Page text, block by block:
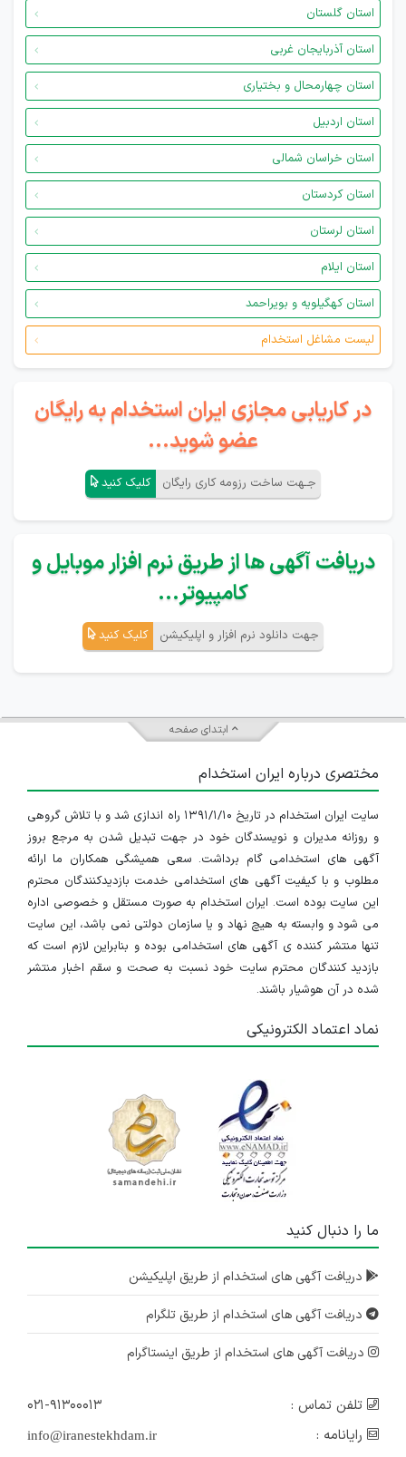
استان گلستان
استان آذربایجان غربی
استان چهارمحال و بختیاری
استان اردبیل
استان خراسان شمالی
استان کردستان
استان لرستان
استان ایلام
استان کهگیلویه و بویراحمد
لیست مشاغل استخدام
در کاریابی مجازی ایران استخدام به رایگان
عضو شوید...
جـهت ساخت رزومه کاری رایگان کلیک کنید
دریافت آگهی ها از طریق نرم افزار موبایل و
کامپیوتر...
جهت دانلود نرم افزار و اپلیکیشن کلیک کنید
ابتدای صفحه
مختصری درباره ایران استخدام
سایت ایران استخدام در تاریخ ۱۳۹۱/۱/۱۰ راه اندازی شد و با تلاش گروهی
و روزانه مدیران و نویسندگان خود در جهت تبدیل شدن به مرجع بروز
آگهی های استخدامی گام برداشت. سعی همیشگی همکاران ما ارائه
مطلوب و با کیفیت آگهی های استخدامی خدمت بازدیدکنندگان محترم
این سایت بوده است. ایران استخدام به صورت مستقل و خصوصی اداره
می شود و وابسته به هیچ نهاد و یا سازمان دولتی نمی باشد، این سایت
تنها منتشر کننده ی آگهی های استخدامی بوده و بنابراین لازم است که
بازدید کنندگان محترم سایت خود نسبت به صحت و سقم اخبار منتشر
شده در آن هوشیار باشند.
نماد اعتماد الکترونیکی
ما را دنبال کنید
دریافت آگهی های استخدام از طریق اپلیکیشن
دریافت آگهی های استخدام از طریق تلگرام
دریافت آگهی های استخدام از طریق اینستاگرام
تلفن تماس :
۰۲۱-۹۱۳۰۰۰۱۳
رایانامه :
info@iranestekhdam.ir